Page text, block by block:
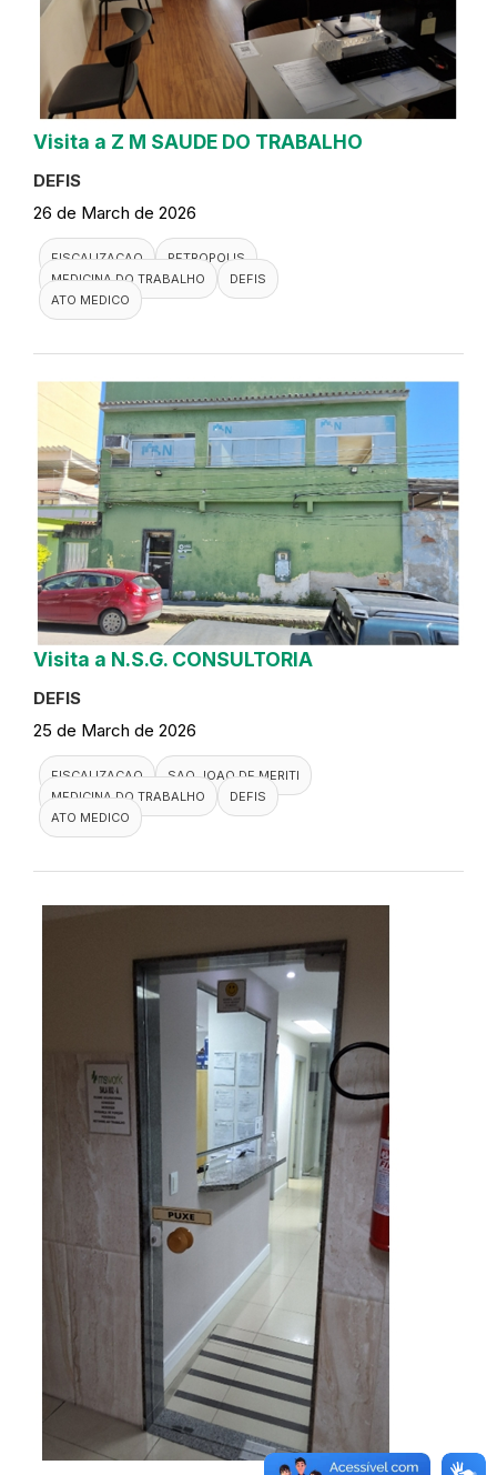
Visita a Z M SAUDE DO TRABALHO
DEFIS
26 de March de 2026
FISCALIZACAO
PETROPOLIS
MEDICINA DO TRABALHO
DEFIS
ATO MEDICO
Visita a N.S.G. CONSULTORIA
DEFIS
25 de March de 2026
FISCALIZACAO
SAO JOAO DE MERITI
MEDICINA DO TRABALHO
DEFIS
ATO MEDICO